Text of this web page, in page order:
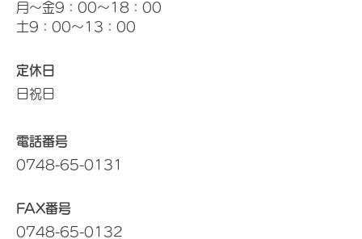
月～金9：00～18：00
土9：00～13：00
定休日
日祝日
電話番号
0748-65-0131
FAX番号
0748-65-0132